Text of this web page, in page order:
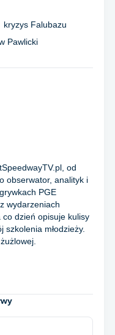
kryzys Falubazu
Pawlicki
od
obserwator, analityk i
PGE
wydarzeniach
co dzień opisuje kulisy
młodzieży.